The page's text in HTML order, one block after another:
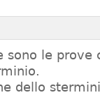
sono le prove
dello